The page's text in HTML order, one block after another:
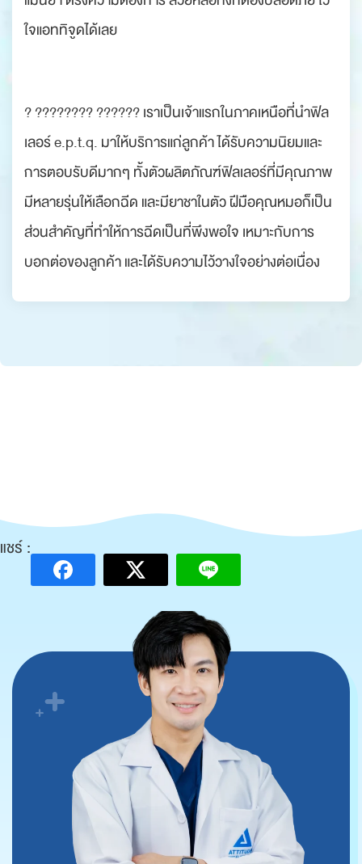
ใจแอททิจูดได้เลย
? ???????? ?????? เราเป็นเจ้าแรกในภาคเหนือที่นำฟิล
เลอร์ e.p.t.q. มาให้บริการแก่ลูกค้า ได้รับความนิยมและ
การตอบรับดีมากๆ ทั้งตัวผลิตภัณฑ์ฟิลเลอร์ที่มีคุณภาพ
มีหลายรุ่นให้เลือกฉีด และมียาชาในตัว ฝีมือคุณหมอก็เป็น
ส่วนสำคัญที่ทำให้การฉีดเป็นที่พึงพอใจ เหมาะกับการ
บอกต่อของลูกค้า และได้รับความไว้วางใจอย่างต่อเนื่อง
แชร์ :